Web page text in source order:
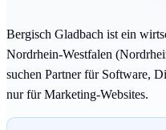
Bergisch Gladbach ist ein
Nordrhein-Westfalen
suchen Partner für Software,
nur für Marketing-Websites.